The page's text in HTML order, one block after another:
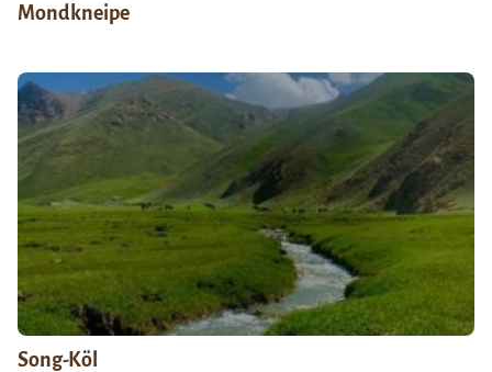
Mondkneipe
Song-Köl